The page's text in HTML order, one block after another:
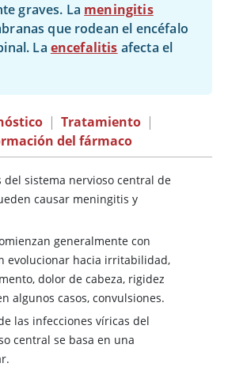
graves. La meningitis
que rodean el encéfalo
La encefalitis afecta el
| Tratamiento |
del fármaco
del sistema nervioso central de
causar meningitis y
generalmente con
evolucionar hacia irritabilidad,
dolor de cabeza, rigidez
algunos casos, convulsiones.
las infecciones víricas del
central se basa en una